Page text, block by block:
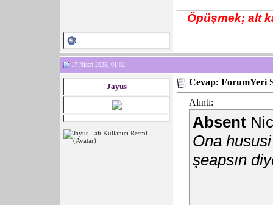
Öpüşmek; alt
17 Nisan 2025, 01:02
Jayus
Cevap: ForumYeri
Alıntı:
Absent
Ona
şeapsın